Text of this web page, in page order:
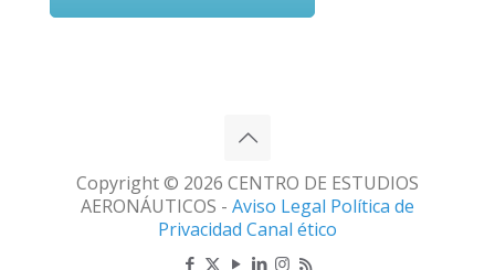
Copyright © 2026 CENTRO DE ESTUDIOS
AERONÁUTICOS - Aviso Legal Política de
Privacidad Canal ético